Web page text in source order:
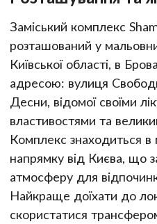
Заміський комплекс
розташований у
Київської області, в
адресою: вулиця
Десни, відомої своїми
властивостями та
Комплекс знаходиться в
напрямку від Києва, що
атмосферу для
Найкраще доїхати до
скористатися